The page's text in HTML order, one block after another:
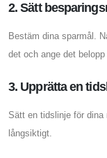
2. Sätt
Bestäm dina sparmål.
det och ange det
3. Upprätta en
Sätt en tidslinje för
långsiktigt.